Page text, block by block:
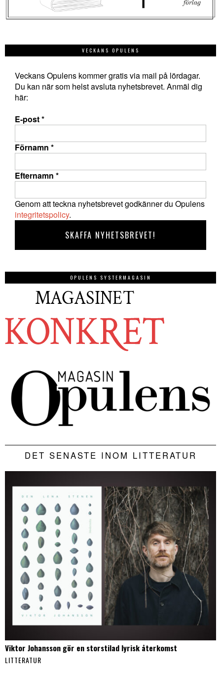
VECKANS OPULENS
Veckans Opulens kommer gratis via mail på lördagar.
Du kan när som helst avsluta nyhetsbrevet. Anmäl dig
här:
E-post*
Förnamn *
Efternamn *
Genom att teckna nyhetsbrevet godkänner du Opulens
integritetspolicy.
OPULENS SYSTERMAGASIN
DET SENASTE INOM LITTERATUR
Viktor Johansson gör en storstilad lyrisk återkomst
LITTERATUR